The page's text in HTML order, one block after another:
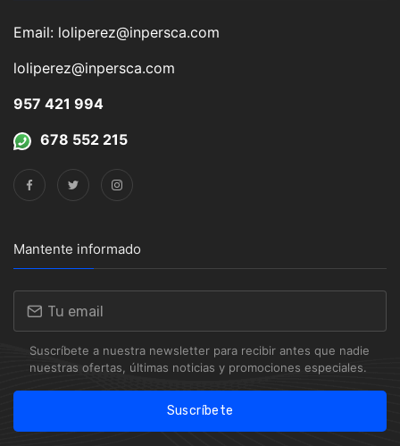
Email: loliperez@inpersca.com
loliperez@inpersca.com
957 421 994
678 552 215
Mantente informado
Suscríbete a nuestra newsletter para recibir antes que nadie
nuestras ofertas, últimas noticias y promociones especiales.
Suscríbete